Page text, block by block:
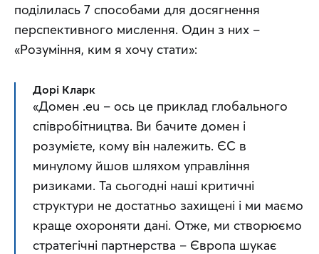
поділилась 7 способами для досягнення
перспективного мислення. Один з них –
«Розуміння, ким я хочу стати»:
Дорі Кларк
«Домен .eu – ось це приклад глобального
співробітництва. Ви бачите домен і
розумієте, кому він належить. ЄС в
минулому йшов шляхом управління
ризиками. Та сьогодні наші критичні
структури не достатньо захищені і ми маємо
краще охороняти дані. Отже, ми створюємо
стратегічні партнерства – Європа шукає